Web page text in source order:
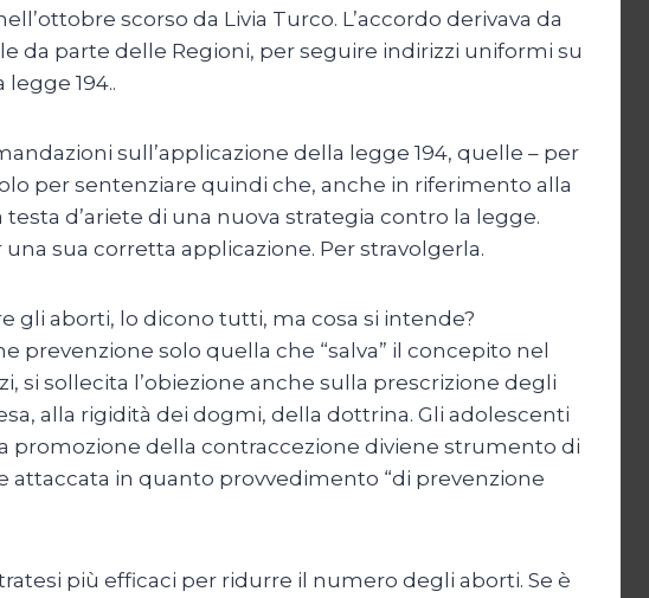
scorso da Livia Turco. L’accordo derivava da
da parte delle Regioni, per seguire indirizzi uniformi su
194..
sull’applicazione della legge 194, quelle – per
per sentenziare quindi che, anche in riferimento alla
d’ariete di una nuova strategia contro la legge.
sua corretta applicazione. Per stravolgerla.
gli aborti, lo dicono tutti, ma cosa si intende?
prevenzione solo quella che “salva” il concepito nel
si sollecita l’obiezione anche sulla prescrizione degli
alla rigidità dei dogmi, della dottrina. Gli adolescenti
promozione della contraccezione diviene strumento di
in quanto provvedimento “di prevenzione
più efficaci per ridurre il numero degli aborti. Se è